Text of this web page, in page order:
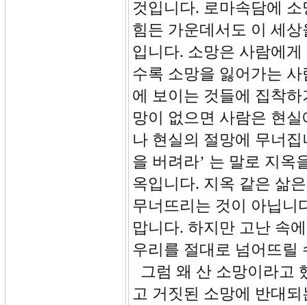
것입니다. 로마속담에
힘든 가운데서도 이 세
입니다. 소망은 사람에
수록 소망을 잃어가는
에 보이는 것들에 집착
망이 없으면 사람은 현
나 현실의 절망에 무너
을 버려라’ 는 말로 지옥
옥입니다. 지옥 같은 삶
무너뜨리는 것이 아닙니
맙니다. 하지만 고난 속
우리를 절대로 넘어뜨
그럼 왜 산 소망이라고
고 거짓된 소망에 반대